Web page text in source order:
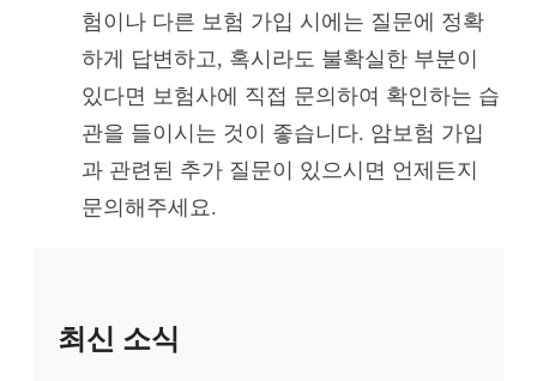
험이나 다른 보험 가입 시에는 질문에 정확
하게 답변하고, 혹시라도 불확실한 부분이
있다면 보험사에 직접 문의하여 확인하는 습
관을 들이시는 것이 좋습니다. 암보험 가입
과 관련된 추가 질문이 있으시면 언제든지
문의해주세요.
최신 소식